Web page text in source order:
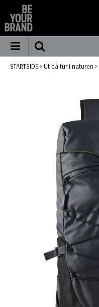
STARTSIDE> Ut på tur i naturen >